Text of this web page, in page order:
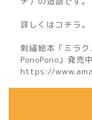
詳しくはコチラ
刺繡絵本「ミラ
PonoPono」発売
https://